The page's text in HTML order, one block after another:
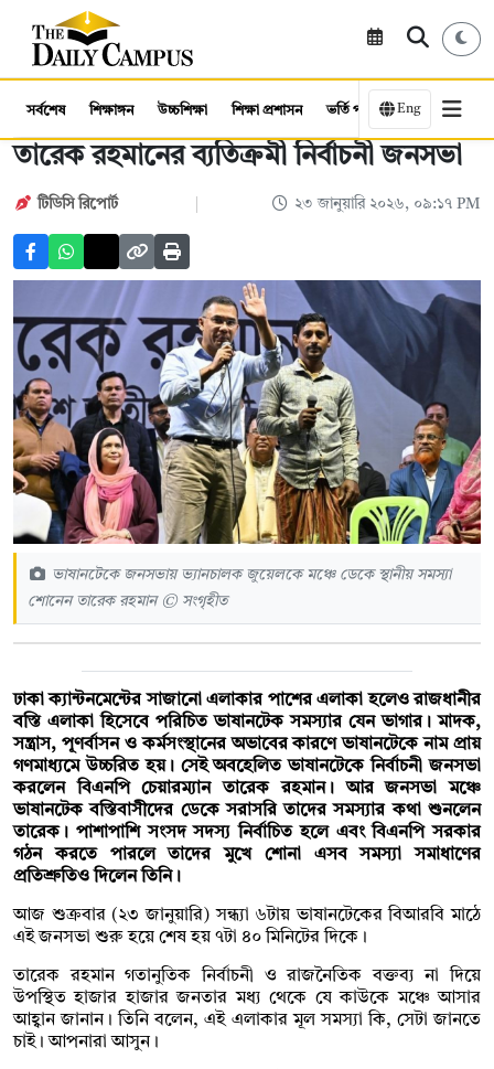
সর্বশেষ শিক্ষাঙ্গন উচ্চশিক্ষা শিক্ষা প্রশাসন ভর্তি পরীক্ষা কর্মসংস্থান
Eng
তারেক রহমানের ব্যতিক্রমী নির্বাচনী জনসভা
টিডিসি রিপোর্ট ২৩ জানুয়ারি ২০২৬, ০৯:১৭ PM
ভাষানটেকে জনসভায় ভ্যানচালক জুয়েলকে মঞ্চে ডেকে স্থানীয় সমস্যা
শোনেন তারেক রহমান © সংগৃহীত
ঢাকা ক্যান্টনমেন্টের সাজানো এলাকার পাশের এলাকা হলেও রাজধানীর
বস্তি এলাকা হিসেবে পরিচিত ভাষানটেক সমস্যার যেন ভাগার। মাদক,
সন্ত্রাস, পূণর্বাসন ও কর্মসংস্থানের অভাবের কারণে ভাষানটেকে নাম প্রায়
গণমাধ্যমে উচ্চরিত হয়। সেই অবহেলিত ভাষানটেকে নির্বাচনী জনসভা
করলেন বিএনপি চেয়ারম্যান তারেক রহমান। আর জনসভা মঞ্চে
ভাষানটেক বস্তিবাসীদের ডেকে সরাসরি তাদের সমস্যার কথা শুনলেন
তারেক। পাশাপাশি সংসদ সদস্য নির্বাচিত হলে এবং বিএনপি সরকার
গঠন করতে পারলে তাদের মুখে শোনা এসব সমস্যা সমাধাণের
প্রতিশ্রুতিও দিলেন তিনি।
আজ শুক্রবার (২৩ জানুয়ারি) সন্ধ্যা ৬টায় ভাষানটেকের বিআরবি মাঠে
এই জনসভা শুরু হয়ে শেষ হয় ৭টা ৪০ মিনিটের দিকে।
তারেক রহমান গতানুতিক নির্বাচনী ও রাজনৈতিক বক্তব্য না দিয়ে
উপস্থিত হাজার হাজার জনতার মধ্য থেকে যে কাউকে মঞ্চে আসার
আহ্বান জানান। তিনি বলেন, এই এলাকার মূল সমস্যা কি, সেটা জানতে
চাই। আপনারা আসুন।